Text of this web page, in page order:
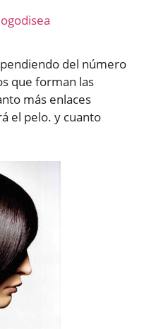
del número
que forman las
más enlaces
el pelo. y cuanto